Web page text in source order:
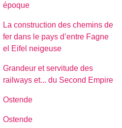
époque
La construction des chemins de
fer dans le pays d’entre Fagne
el Eifel neigeuse
Grandeur et servitude des
railways et... du Second Empire
Ostende
Ostende